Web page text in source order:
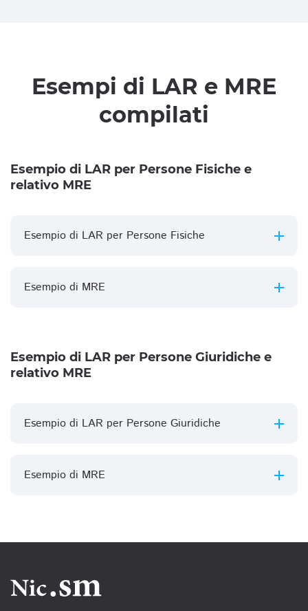
Esempi di LAR e MRE
compilati
Esempio di LAR per Persone Fisiche e
relativo MRE
Esempio di LAR per Persone Fisiche
Esempio di MRE
Esempio di LAR per Persone Giuridiche e
relativo MRE
Esempio di LAR per Persone Giuridiche
Esempio di MRE